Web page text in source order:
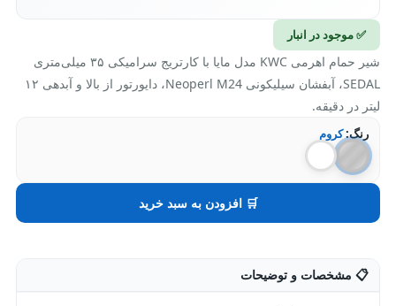
✅ موجود در انبار
شیر حمام اهرمی KWC مدل مایا با کارتریج سرامیکی ۳۵ میلی‌متری
SEDAL، آبفشان سیلیکونی Neoperl M24، دایورتور از بالا و آبدهی ۱۲
لیتر در دقیقه.
رنگ:کروم
🛒 افزودن به سبد خرید
📋 مشخصات و توضیحات